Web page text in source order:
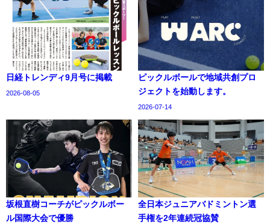
日経トレンディ9月号に掲載
2026-08-05
ピックルボールで地域共創プロ
ジェクトを始動します。
2026-07-14
坂根直樹コーチがピックルボー
ル国際大会で優勝
全日本ジュニアバドミントン選
手権を2年連続冠協賛